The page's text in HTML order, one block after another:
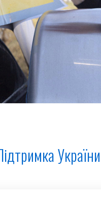
України